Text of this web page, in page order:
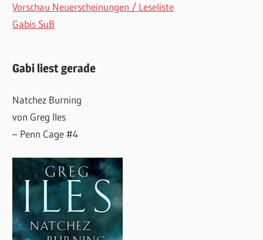
Vorschau Neuerscheinungen / Leseliste
Gabis SuB
Gabi liest gerade
Natchez Burning
von Greg Iles
– Penn Cage #4